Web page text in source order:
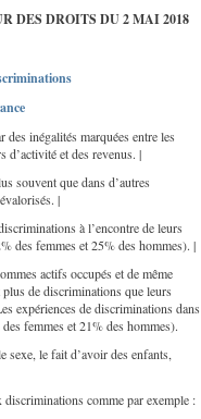
DES DROITS DU 2 MAI 2018
des inégalités marquées entre les
d’activité et des revenus. |
souvent que dans d’autres
|
à l’encontre de leurs
des femmes et 25% des hommes). |
actifs occupés et de même
plus de discriminations que leurs
expériences de discriminations dans
femmes et 21% des hommes).
sexe, le fait d’avoir des enfants,
comme par exemple :